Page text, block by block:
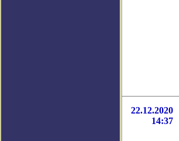
22.12.2020
14:37